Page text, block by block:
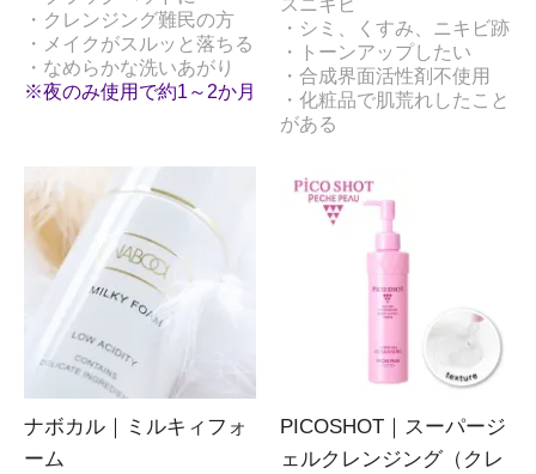
・クレンジング難民の方
・メイクがスルッと落ちる
・なめらかな洗いあがり
※夜のみ使用で約1～2か月
・シミ、くすみ、ニキビ跡
・トーンアップしたい
・合成界面活性剤不使用
・化粧品で肌荒れしたこと
がある
ナボカル｜ミルキィフォ
ーム
PICOSHOT｜スーパージ
ェルクレンジング（クレ